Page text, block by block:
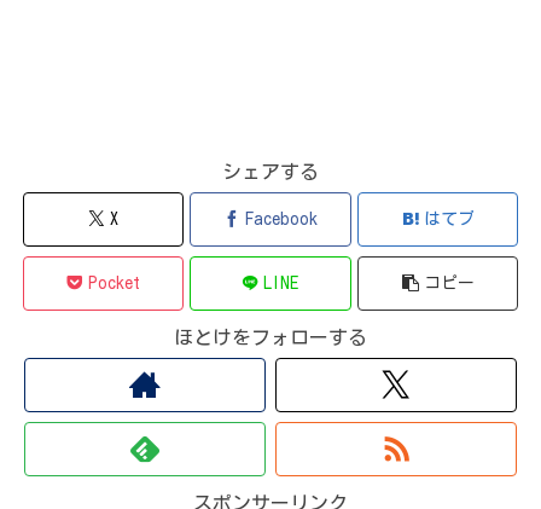
シェアする
X Facebook はてブ
Pocket LINE コピー
ほとけをフォローする
スポンサーリンク